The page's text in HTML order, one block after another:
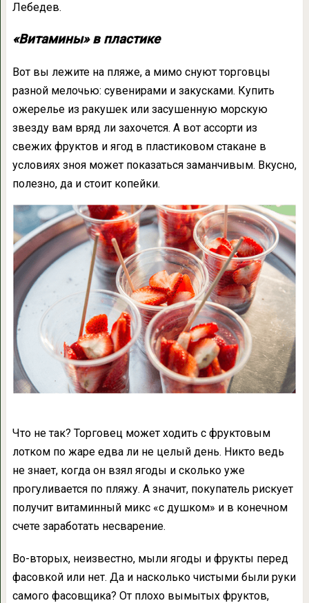
Лебедев.
«Витамины» в пластике
Вот вы лежите на пляже, а мимо снуют торговцы
разной мелочью: сувенирами и закусками. Купить
ожерелье из ракушек или засушенную морскую
звезду вам вряд ли захочется. А вот ассорти из
свежих фруктов и ягод в пластиковом стакане в
условиях зноя может показаться заманчивым. Вкусно,
полезно, да и стоит копейки.
Что не так? Торговец может ходить с фруктовым
лотком по жаре едва ли не целый день. Никто ведь
не знает, когда он взял ягоды и сколько уже
прогуливается по пляжу. А значит, покупатель рискует
получит витаминный микс «с душком» и в конечном
счете заработать несварение.
Во-вторых, неизвестно, мыли ягоды и фрукты перед
фасовкой или нет. Да и насколько чистыми были руки
самого фасовщика? От плохо вымытых фруктов,